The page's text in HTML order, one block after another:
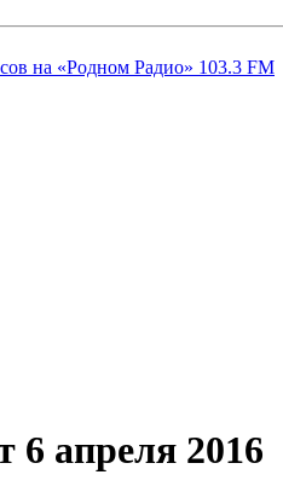
на «Родном Радио» 103.3 FM
6 апреля 2016